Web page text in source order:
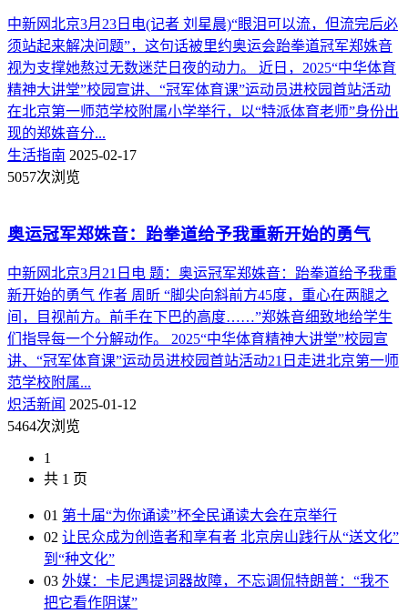
中新网北京3月23日电(记者 刘星晨)“眼泪可以流，但流完后必
须站起来解决问题”，这句话被里约奥运会跆拳道冠军郑姝音
视为支撑她熬过无数迷茫日夜的动力。 近日，2025“中华体育
精神大讲堂”校园宣讲、“冠军体育课”运动员进校园首站活动
在北京第一师范学校附属小学举行，以“特派体育老师”身份出
现的郑姝音分...
生活指南 2025-02-17
5057次浏览
奥运冠军郑姝音：跆拳道给予我重新开始的勇气
中新网北京3月21日电 题：奥运冠军郑姝音：跆拳道给予我重
新开始的勇气 作者 周昕 “脚尖向斜前方45度，重心在两腿之
间，目视前方。前手在下巴的高度……”郑姝音细致地给学生
们指导每一个分解动作。 2025“中华体育精神大讲堂”校园宣
讲、“冠军体育课”运动员进校园首站活动21日走进北京第一师
范学校附属...
炽活新闻 2025-01-12
5464次浏览
1
共 1 页
01 第十届“为你诵读”杯全民诵读大会在京举行
02 让民众成为创造者和享有者 北京房山践行从“送文化”
到“种文化”
03 外媒：卡尼遇提词器故障，不忘调侃特朗普：“我不
把它看作阴谋”